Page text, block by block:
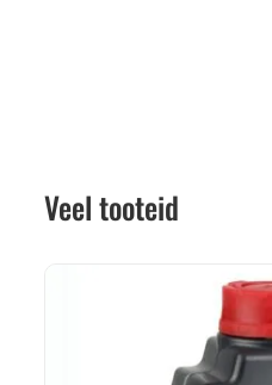
Veel tooteid